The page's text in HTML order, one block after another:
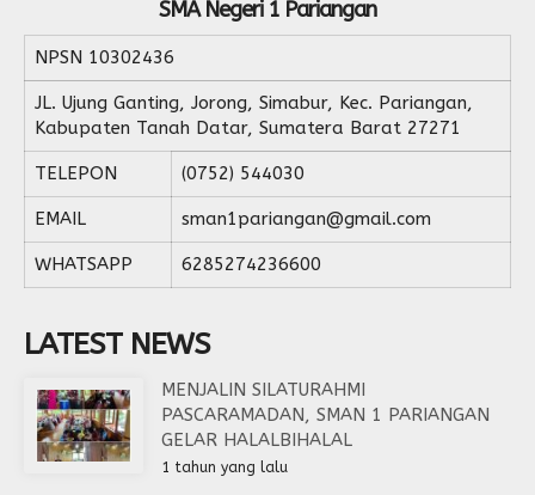
SMA Negeri 1 Pariangan
NPSN 10302436
JL. Ujung Ganting, Jorong, Simabur, Kec. Pariangan,
Kabupaten Tanah Datar, Sumatera Barat 27271
TELEPON (0752) 544030
EMAIL sman1pariangan@gmail.com
WHATSAPP 6285274236600
LATEST NEWS
MENJALIN SILATURAHMI
PASCARAMADAN, SMAN 1 PARIANGAN
GELAR HALALBIHALAL
1 tahun yang lalu